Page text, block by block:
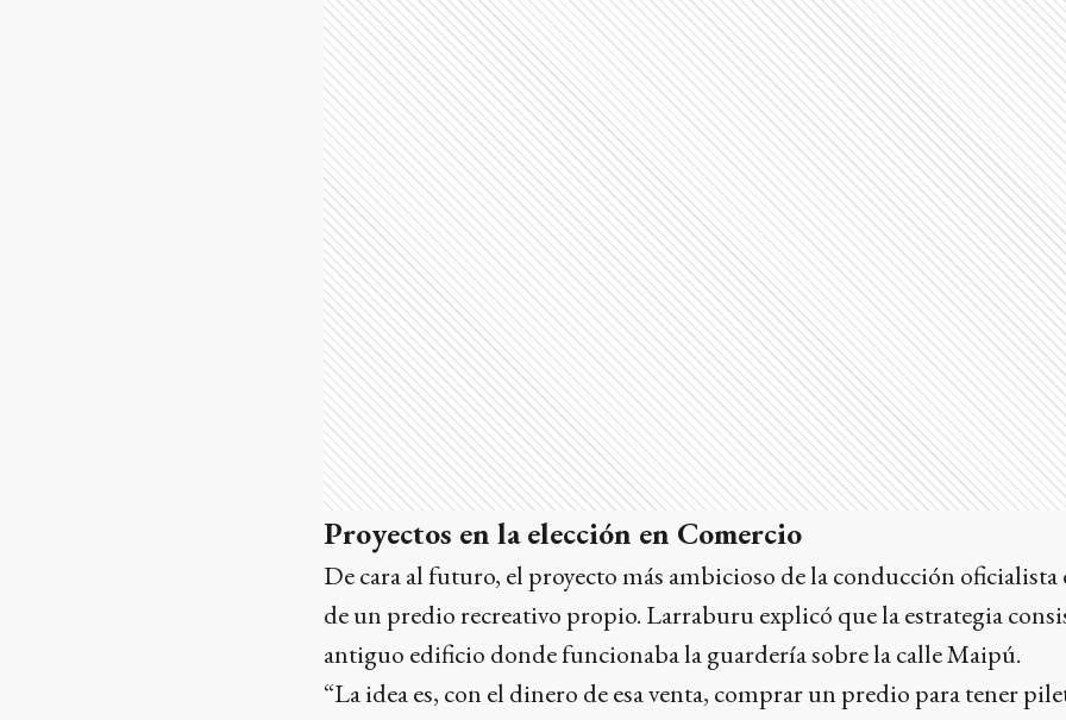
Proyectos en la elección en Comercio
De cara al futuro, el proyecto más ambicioso de la conducción
de un predio recreativo propio. Larraburu explicó que la estrategia
antiguo edificio donde funcionaba la guardería sobre la calle Maipú.
“La idea es, con el dinero de esa venta, comprar un predio para tener